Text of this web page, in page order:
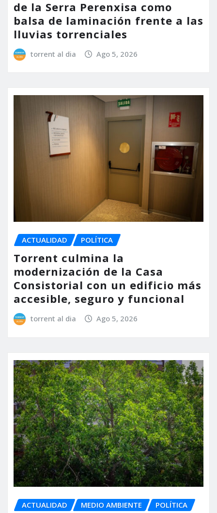
de la Serra Perenxisa como
balsa de laminación frente a las
lluvias torrenciales
torrent al dia Ago 5, 2026
ACTUALIDAD POLÍTICA
Torrent culmina la
modernización de la Casa
Consistorial con un edificio más
accesible, seguro y funcional
torrent al dia Ago 5, 2026
ACTUALIDAD MEDIO AMBIENTE POLÍTICA